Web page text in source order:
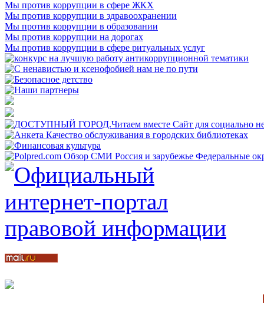
Мы против коррупции в сфере ЖКХ
Мы против коррупции в здравоохранении
Мы против коррупции в образовании
Мы против коррупции на дорогах
Мы против коррупции в сфере ритуальных услуг